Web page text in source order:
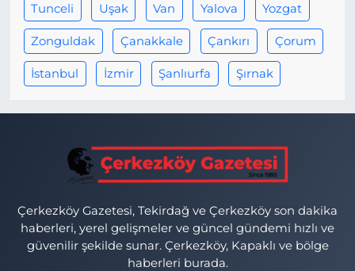
Tunceli Uşak Van Yalova Yozgat
Zonguldak Çanakkale Çankırı Çorum
İstanbul İzmir Şanlıurfa Şırnak
Çerkezköy Gazetesi, Tekirdağ ve Çerkezköy son dakika
haberleri, yerel gelişmeler ve güncel gündemi hızlı ve
güvenilir şekilde sunar. Çerkezköy, Kapaklı ve bölge
haberleri burada.